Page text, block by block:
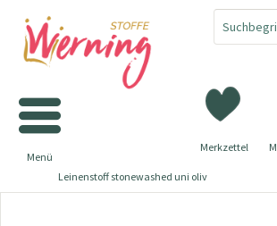
Merkzettel
Menü
Leinenstoff stonewashed uni oliv